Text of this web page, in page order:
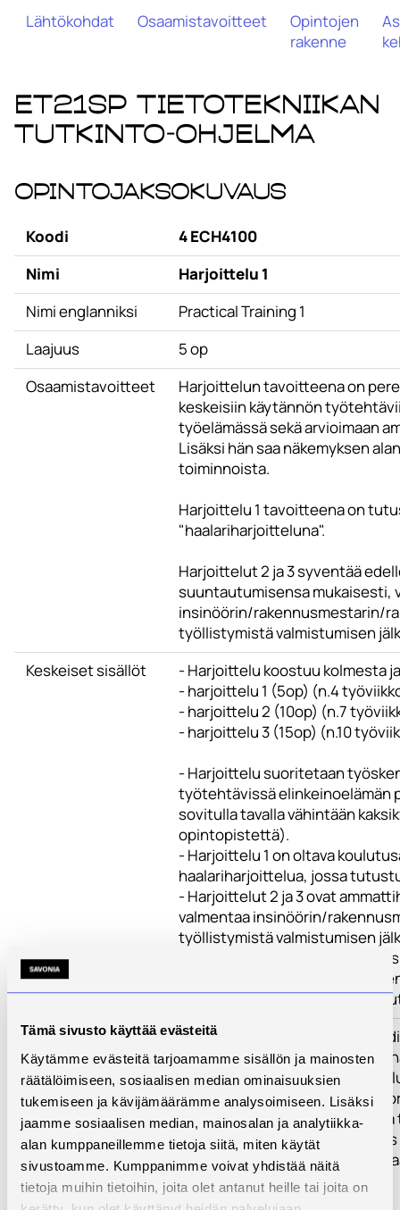
Tämä sivusto käyttää evästeitä
Käytämme evästeitä tarjoamamme sisällön ja mainosten
räätälöimiseen, sosiaalisen median ominaisuuksien
tukemiseen ja kävijämäärämme analysoimiseen. Lisäksi
jaamme sosiaalisen median, mainosalan ja analytiikka-
alan kumppaneillemme tietoja siitä, miten käytät
sivustoamme. Kumppanimme voivat yhdistää näitä
tietoja muihin tietoihin, joita olet antanut heille tai joita on
Lähtökohdat Osaamistavoitteet
Opintojen
rakenne
ET21SP Tietotekniikan
tutkinto-ohjelma
Opintojaksokuvaus
Koodi
4 ECH4100
Nimi
Harjoittelu 1
Nimi englanniksi
Practical Training 1
Laajuus
5 op
Osaamistavoitteet
Harjoittelun tavoitteena on
keskeisiin käytännön
työelämässä sekä arvioimaan
Lisäksi hän saa näkemyksen
toiminnoista.
Harjoittelu 1 tavoitteena on
"haalariharjoitteluna".
Harjoittelut 2 ja 3 syventää
suuntautumisensa mukaisesti,
insinöörin/rakennusmestarin/
työllistymistä valmistumisen
Keskeiset sisällöt
- Harjoittelu koostuu kolmesta
- harjoittelu 1 (5op) (n.4
- harjoittelu 2 (10op) (n.7
- harjoittelu 3 (15op) (n.10
- Harjoittelu suoritetaan
työtehtävissä elinkeinoelämän
sovitulla tavalla vähintään
opintopistettä).
- Harjoittelu 1 on oltava
haalariharjoittelua, jossa
- Harjoittelut 2 ja 3 ovat
valmentaa insinöörin/
työllistymistä valmistumisen
- Harjoittelupaikka voi olla
teknisen palvelun yritys,
organisaatio, jossa on tarjolla
Suoritustavat
Harjoitteluprosessi etenee
urasuunnittelua. Opintojakson
sovitulla ajankohtana.
vuoden aikana opiskelija voi
työaika määräytyy työaikalain
voi siten olla 36-40 tuntia.
kertyneet opintopisteet
perusteella.